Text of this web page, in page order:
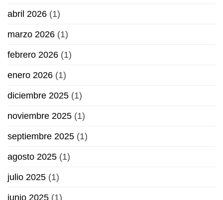
abril 2026 (1)
marzo 2026 (1)
febrero 2026 (1)
enero 2026 (1)
diciembre 2025 (1)
noviembre 2025 (1)
septiembre 2025 (1)
agosto 2025 (1)
julio 2025 (1)
junio 2025 (1)